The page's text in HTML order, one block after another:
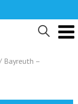
Bayreuth –